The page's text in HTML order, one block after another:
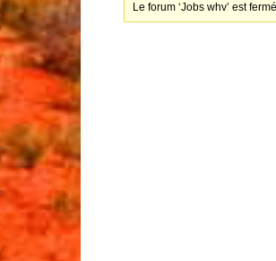
Le forum ‘Jobs whv’ est